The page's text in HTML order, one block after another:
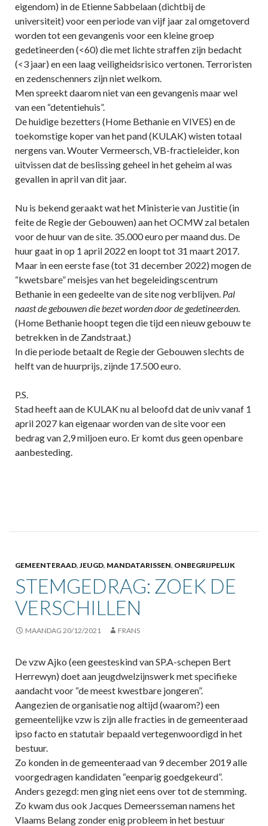
eigendom) in de Etienne Sabbelaan (dichtbij de
universiteit) voor een periode van vijf jaar zal omgetoverd
worden tot een gevangenis voor een kleine groep
gedetineerden (<60) die met lichte straffen zijn bedacht
(<3 jaar) en een laag veiligheidsrisico vertonen. Terroristen
en zedenschenners zijn niet welkom.
Men spreekt daarom niet van een gevangenis maar wel
van een “detentiehuis”.
De huidige bezetters (Home Bethanie en VIVES) en de
toekomstige koper van het pand (KULAK) wisten totaal
nergens van. Wouter Vermeersch, VB-fractieleider, kon
uitvissen dat de beslissing geheel in het geheim al was
gevallen in april van dit jaar.
Nu is bekend geraakt wat het Ministerie van Justitie (in
feite de Regie der Gebouwen) aan het OCMW zal betalen
voor de huur van de site. 35.000 euro per maand dus. De
huur gaat in op 1 april 2022 en loopt tot 31 maart 2017.
Maar in een eerste fase (tot 31 december 2022) mogen de
“kwetsbare” meisjes van het begeleidingscentrum
Bethanie in een gedeelte van de site nog verblijven. Pal
naast de gebouwen die bezet worden door de gedetineerden.
(Home Bethanie hoopt tegen die tijd een nieuw gebouw te
betrekken in de Zandstraat.)
In die periode betaalt de Regie der Gebouwen slechts de
helft van de huurprijs, zijnde 17.500 euro.
P.S.
Stad heeft aan de KULAK nu al beloofd dat de univ vanaf 1
april 2027 kan eigenaar worden van de site voor een
bedrag van 2,9 miljoen euro. Er komt dus geen openbare
aanbesteding.
GEMEENTERAAD,JEUGD, MANDATARISSEN, ONBEGRIJPELIJK
STEMGEDRAG: ZOEK DE
VERSCHILLEN
MAANDAG 20/12/2021 FRANS
De vzw Ajko (een geesteskind van SP.A-schepen Bert
Herrewyn) doet aan jeugdwelzijnswerk met specifieke
aandacht voor “de meest kwestbare jongeren”.
Aangezien de organisatie nog altijd (waarom?) een
gemeentelijke vzw is zijn alle fracties in de gemeenteraad
ipso facto en statutair bepaald vertegenwoordigd in het
bestuur.
Zo konden in de gemeenteraad van 9 december 2019 alle
voorgedragen kandidaten “eenparig goedgekeurd”.
Anders gezegd: men ging niet eens over tot de stemming.
Zo kwam dus ook Jacques Demeersseman namens het
Vlaams Belang zonder enig probleem in het bestuur